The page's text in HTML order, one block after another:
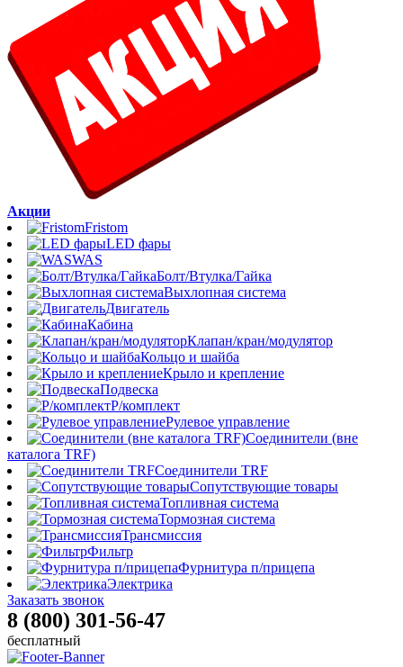
Акции
Fristom
LED фары
WAS
Болт/Втулка/Гайка
Выхлопная система
Двигатель
Кабина
Клапан/кран/модулятор
Кольцо и шайба
Крыло и крепление
Подвеска
Р/комплект
Рулевое управление
Соединители (вне
каталога TRF)
Соединители TRF
Сопутствующие товары
Топливная система
Тормозная система
Трансмиссия
Фильтр
Фурнитура п/прицепа
Электрика
Заказать звонок
8 (800) 301-56-47
бесплатный